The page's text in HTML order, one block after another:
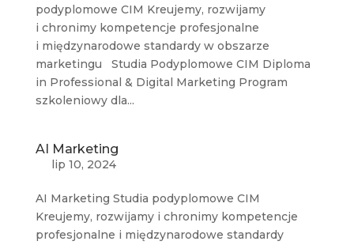
podyplomowe CIM Kreujemy, rozwijamy
i chronimy kompetencje profesjonalne
i międzynarodowe standardy w obszarze
marketingu Studia Podyplomowe CIM Diploma
in Professional & Digital Marketing Program
szkoleniowy dla...
AI Marketing
lip 10, 2024
AI Marketing Studia podyplomowe CIM
Kreujemy, rozwijamy i chronimy kompetencje
profesjonalne i międzynarodowe standardy